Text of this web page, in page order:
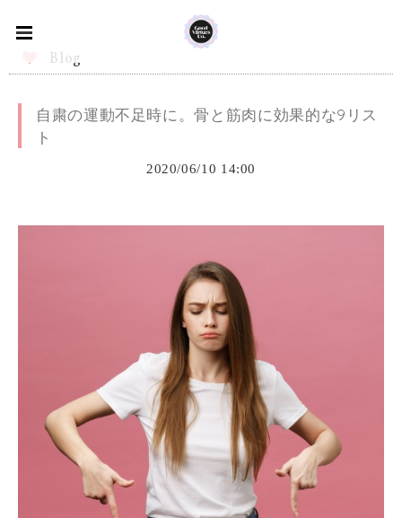
Blog
自粛の運動不足時に。骨と筋肉に効果的な9リス
ト
2020/06/10 14:00